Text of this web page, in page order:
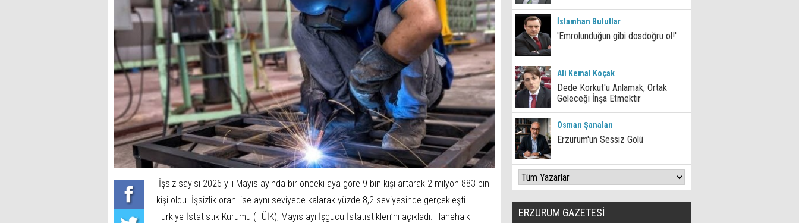
İşsiz sayısı 2026 yılı Mayıs ayında bir önceki aya göre 9 bin kişi artarak 2 milyon 883 bin
kişi oldu. İşsizlik oranı ise aynı seviyede kalarak yüzde 8,2 seviyesinde gerçekleşti.
Türkiye İstatistik Kurumu (TÜİK), Mayıs ayı İşgücü İstatistikleri’ni açıkladı. Hanehalkı
İslamhan Bulutlar
'Emrolunduğun gibi dosdoğru ol!'
Ali Kemal Koçak
Dede Korkut'u Anlamak, Ortak
Geleceği İnşa Etmektir
Osman Şanalan
Erzurum'un Sessiz Golü
ERZURUM GAZETESİ